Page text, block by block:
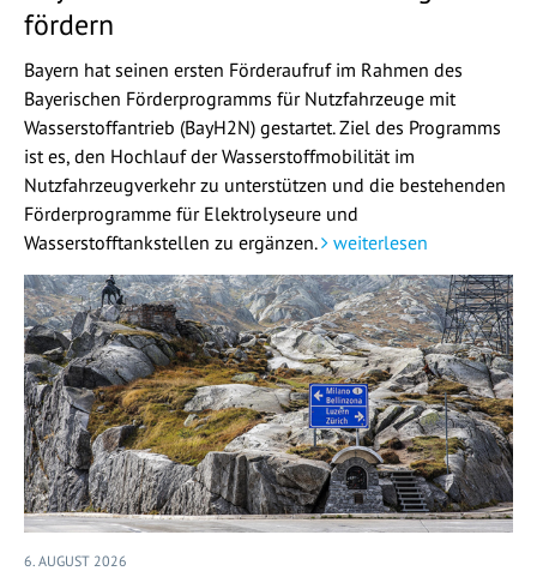
fördern
Bayern hat seinen ersten Förderaufruf im Rahmen des
Bayerischen Förderprogramms für Nutzfahrzeuge mit
Wasserstoffantrieb (BayH2N) gestartet. Ziel des Programms
ist es, den Hochlauf der Wasserstoffmobilität im
Nutzfahrzeugverkehr zu unterstützen und die bestehenden
Förderprogramme für Elektrolyseure und
Wasserstofftankstellen zu ergänzen.
weiterlesen
6. AUGUST 2026